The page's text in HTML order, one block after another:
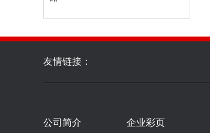
友情链接：
公司简介 企业彩页